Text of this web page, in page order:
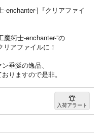
enchanter-]『クリアファイ
術士-enchanter-”の
アファイルに！
垂涎の逸品、
りますので是非。
入荷アラート